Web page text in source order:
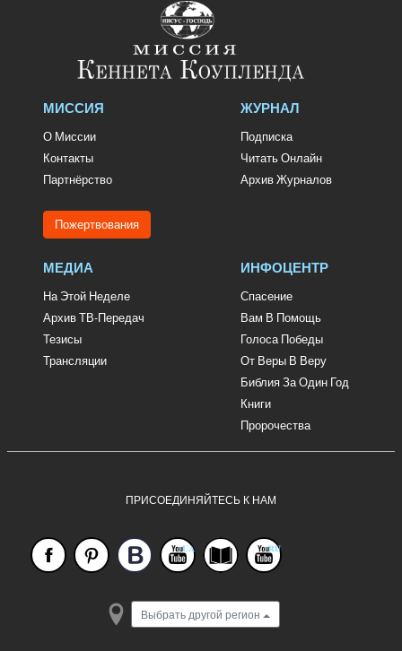
МИССИЯ
О Миссии
Контакты
Партнёрство
Пожертвования
ЖУРНАЛ
Подписка
Читать Онлайн
Архив Журналов
МЕДИА
На Этой Неделе
Архив ТВ-Передач
Тезисы
Трансляции
ИНФОЦЕНТР
Спасение
Вам В Помощь
Голоса Победы
От Веры В Веру
Библия За Один Год
Книги
Пророчества
ПРИСОЕДИНЯЙТЕСЬ К НАМ
Выбрать другой регион